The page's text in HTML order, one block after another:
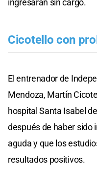
ingresarán sin cargo.
Cicotello con
El entrenador de
Mendoza, Martín
hospital Santa Isabel
después de haber sido
aguda y que los
resultados positivos.